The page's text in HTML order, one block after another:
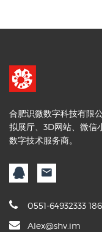
合肥识微数字科技有限
拟展厅、3D网站、微信
数字技术服务商。
0551-64932333
Alex@shv.im